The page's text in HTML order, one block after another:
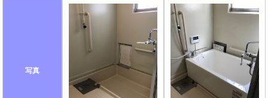
写真